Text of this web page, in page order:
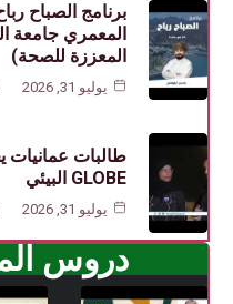
برنامج الصباح
المعمري
المعززة للصحة)
يوليو 31, 2026
طالبات عمانيات
GLOBE البيئي
يوليو 31, 2026
دروس